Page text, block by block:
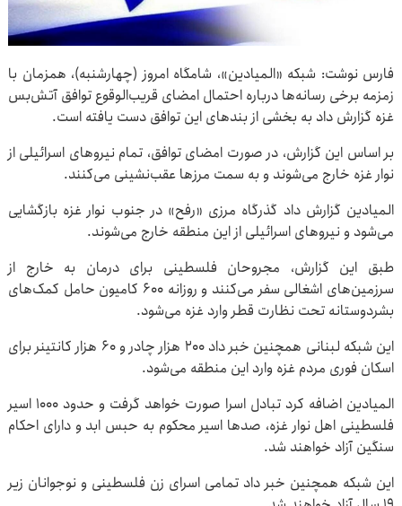
فارس نوشت: شبکه «المیادین»، شامگاه امروز (چهارشنبه)، همزمان با
زمزمه برخی رسانه‌ها درباره احتمال امضای قریب‌الوقوع توافق آتش‌بس
غزه گزارش داد به بخشی از بندهای این توافق دست یافته است.
بر اساس این گزارش، در صورت امضای توافق، تمام نیروهای اسرائیلی از
نوار غزه خارج می‌شوند و به سمت مرزها عقب‌نشینی می‌کنند.
المیادین گزارش داد گذرگاه مرزی «رفح» در جنوب نوار غزه بازگشایی
می‌شود و نیروهای اسرائیلی از این منطقه خارج می‌شوند.
طبق این گزارش، مجروحان فلسطینی برای درمان به خارج از
سرزمین‌های اشغالی سفر می‌کنند و روزانه 600 کامیون حامل کمک‌های
بشردوستانه تحت نظارت قطر وارد غزه می‌شود.
این شبکه لبنانی همچنین خبر داد 200 هزار چادر و 60 هزار کانتینر برای
اسکان فوری مردم غزه وارد این منطقه می‌شود.
المیادین اضافه کرد تبادل اسرا صورت خواهد گرفت و حدود 1000 اسیر
فلسطینی اهل نوار غزه، صدها اسیر محکوم به حبس‌ ابد و دارای احکام
سنگین آزاد خواهند شد.
این شبکه همچنین خبر داد تمامی اسرای زن فلسطینی و نوجوانان زیر